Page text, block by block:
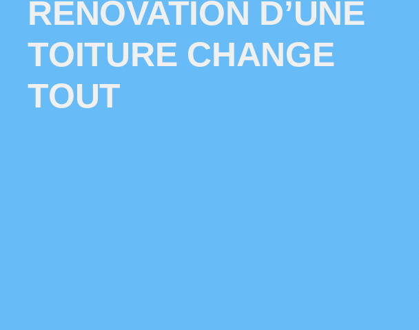
RÉNOVATION D’UNE
TOITURE CHANGE
TOUT